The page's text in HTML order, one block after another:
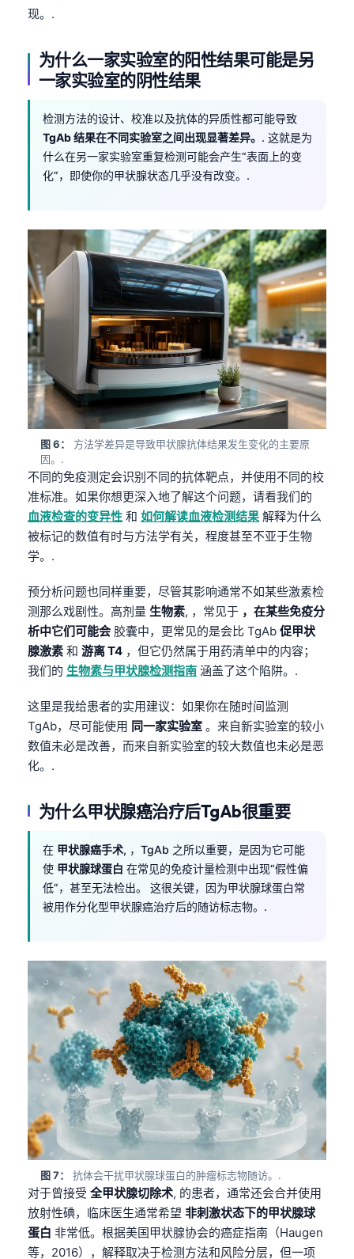
现。.
为什么一家实验室的阳性结果可能是另
一家实验室的阴性结果
检测方法的设计、校准以及抗体的异质性都可能导致
TgAb 结果在不同实验室之间出现显著差异。 . 这就是为
什么在另一家实验室重复检测可能会产生“表面上的变
化”，即使你的甲状腺状态几乎没有改变。.
图 6：
方法学差异是导致甲状腺抗体结果发生变化的主要原
因。.
不同的免疫测定会识别不同的抗体靶点，并使用不同的校
准标准。如果你想更深入地了解这个问题，请看我们的
血液检查的变异性 和 如何解读血液检测结果 解释为什么
被标记的数值有时与方法学有关，程度甚至不亚于生物
学。.
预分析问题也同样重要，尽管其影响通常不如某些激素检
测那么戏剧性。高剂量 生物素, ，常见于 ，在某些免疫分
析中它们可能会 胶囊中，更常见的是会比 TgAb 促甲状
腺激素 和 游离 T4 ，但它仍然属于用药清单中的内容；
我们的 生物素与甲状腺检测指南 涵盖了这个陷阱。.
这里是我给患者的实用建议：如果你在随时间监测
TgAb，尽可能使用 同一家实验室 。来自新实验室的较小
数值未必是改善，而来自新实验室的较大数值也未必是恶
化。.
为什么甲状腺癌治疗后TgAb很重要
在 甲状腺癌手术, ，TgAb 之所以重要，是因为它可能
使 甲状腺球蛋白 在常见的免疫计量检测中出现“假性偏
低”，甚至无法检出。 这很关键，因为甲状腺球蛋白常
被用作分化型甲状腺癌治疗后的随访标志物。.
图 7： 抗体会干扰甲状腺球蛋白的肿瘤标志物随访。.
对于曾接受 全甲状腺切除术, 的患者，通常还会合并使用
放射性碘，临床医生通常希望 非刺激状态下的甲状腺球
蛋白 非常低。根据美国甲状腺协会的癌症指南（Haugen
等，2016），解释取决于检测方法和风险分层，但一项